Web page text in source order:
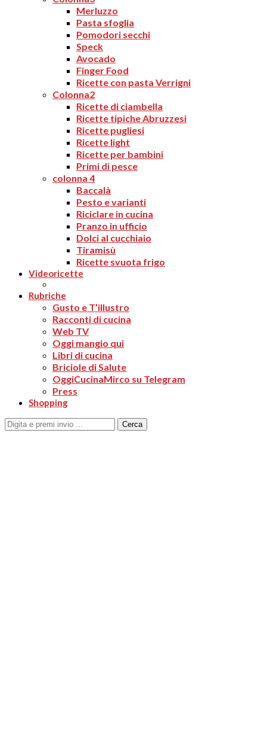
Merluzzo
Pasta sfoglia
Pomodori secchi
Speck
Avocado
Finger Food
Ricette con pasta Verrigni
Colonna2
Ricette di ciambella
Ricette tipiche Abruzzesi
Ricette pugliesi
Ricette light
Ricette per bambini
Primi di pesce
colonna 4
Baccalà
Pesto e varianti
Riciclare in cucina
Pranzo in ufficio
Dolci al cucchiaio
Tiramisù
Ricette svuota frigo
Videoricette
Rubriche
Gusto e T’illustro
Racconti di cucina
Web TV
Oggi mangio qui
Libri di cucina
Briciole di Salute
OggiCucinaMirco su Telegram
Press
Shopping
Cerca